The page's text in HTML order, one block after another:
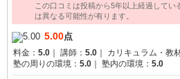
この口コミは投稿から5年以上経過してい
は異なる可能性が有ります。
5.00点
料金： 5.0 講師： 5.0 カリキュラム・教
塾の周りの環境： 5.0 塾内の環境： 5.0